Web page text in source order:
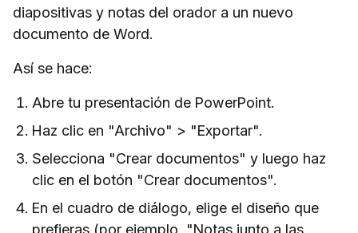
diapositivas y notas del orador a un nuevo
documento de Word.
Así se hace:
Abre tu presentación de PowerPoint.
Haz clic en "Archivo" > "Exportar".
Selecciona "Crear documentos" y luego haz
clic en el botón "Crear documentos".
En el cuadro de diálogo, elige el diseño que
prefieras (por ejemplo, "Notas junto a las